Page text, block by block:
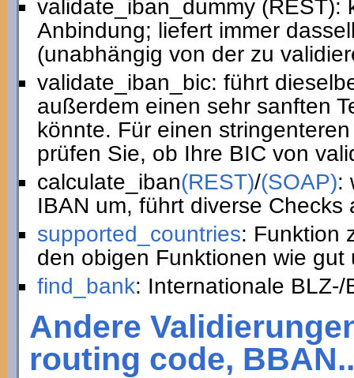
validate_iban_dummy (REST):
Anbindung; liefert immer
(unabhängig von der zu
validate_iban_bic: führt
außerdem einen sehr sanften
könnte. Für einen
prüfen Sie, ob Ihre BIC von
calculate_iban(REST)/(SOAP):
IBAN um, führt diverse
supported_countries: Funktion
den obigen Funktionen wie gut
find_bank: Internationale BLZ-/
Andere
routing code,